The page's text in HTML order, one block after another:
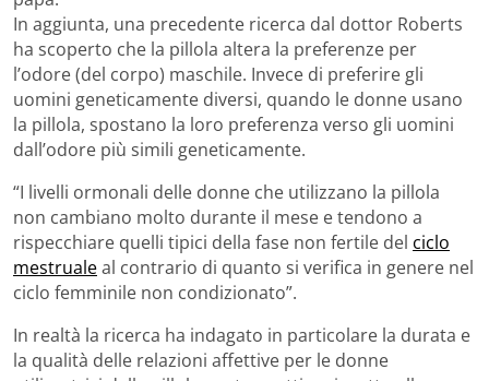
In aggiunta, una precedente ricerca dal dottor Roberts
ha scoperto che la pillola altera la preferenze per
l’odore (del corpo) maschile. Invece di preferire gli
uomini geneticamente diversi, quando le donne usano
la pillola, spostano la loro preferenza verso gli uomini
dall’odore più simili geneticamente.
“I livelli ormonali delle donne che utilizzano la pillola
non cambiano molto durante il mese e tendono a
rispecchiare quelli tipici della fase non fertile del ciclo
mestrualeal contrario di quanto si verifica in genere nel
ciclo femminile non condizionato”.
In realtà la ricerca ha indagato in particolare la durata e
la qualità delle relazioni affettive per le donne